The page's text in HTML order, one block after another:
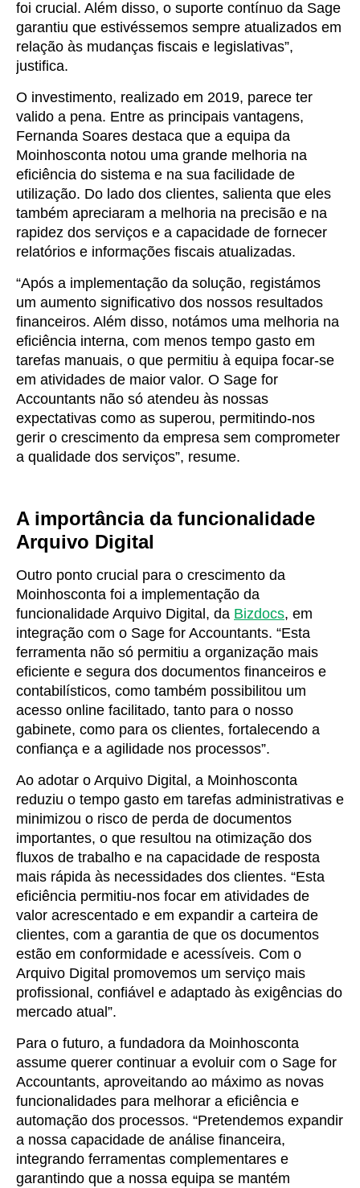
foi crucial. Além disso, o suporte contínuo da Sage
garantiu que estivéssemos sempre atualizados em
relação às mudanças fiscais e legislativas”,
justifica.
O investimento, realizado em 2019, parece ter
valido a pena. Entre as principais vantagens,
Fernanda Soares destaca que a equipa da
Moinhosconta notou uma grande melhoria na
eficiência do sistema e na sua facilidade de
utilização. Do lado dos clientes, salienta que eles
também apreciaram a melhoria na precisão e na
rapidez dos serviços e a capacidade de fornecer
relatórios e informações fiscais atualizadas.
“Após a implementação da solução, registámos
um aumento significativo dos nossos resultados
financeiros. Além disso, notámos uma melhoria na
eficiência interna, com menos tempo gasto em
tarefas manuais, o que permitiu à equipa focar-se
em atividades de maior valor. O Sage for
Accountants não só atendeu às nossas
expectativas como as superou, permitindo-nos
gerir o crescimento da empresa sem comprometer
a qualidade dos serviços”, resume.
A importância da funcionalidade
Arquivo Digital
Outro ponto crucial para o crescimento da
Moinhosconta foi a implementação da
funcionalidade Arquivo Digital, da Bizdocs, em
integração com o Sage for Accountants. “Esta
ferramenta não só permitiu a organização mais
eficiente e segura dos documentos financeiros e
contabilísticos, como também possibilitou um
acesso online facilitado, tanto para o nosso
gabinete, como para os clientes, fortalecendo a
confiança e a agilidade nos processos”.
Ao adotar o Arquivo Digital, a Moinhosconta
reduziu o tempo gasto em tarefas administrativas e
minimizou o risco de perda de documentos
importantes, o que resultou na otimização dos
fluxos de trabalho e na capacidade de resposta
mais rápida às necessidades dos clientes. “Esta
eficiência permitiu-nos focar em atividades de
valor acrescentado e em expandir a carteira de
clientes, com a garantia de que os documentos
estão em conformidade e acessíveis. Com o
Arquivo Digital promovemos um serviço mais
profissional, confiável e adaptado às exigências do
mercado atual”.
Para o futuro, a fundadora da Moinhosconta
assume querer continuar a evoluir com o Sage for
Accountants, aproveitando ao máximo as novas
funcionalidades para melhorar a eficiência e
automação dos processos. “Pretendemos expandir
a nossa capacidade de análise financeira,
integrando ferramentas complementares e
garantindo que a nossa equipa se mantém